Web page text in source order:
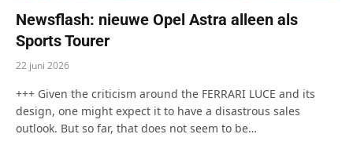
Newsflash: nieuwe Opel Astra alleen als
Sports Tourer
22 juni 2026
+++ Given the criticism around the FERRARI LUCE and its
design, one might expect it to have a disastrous sales
outlook. But so far, that does not seem to be…